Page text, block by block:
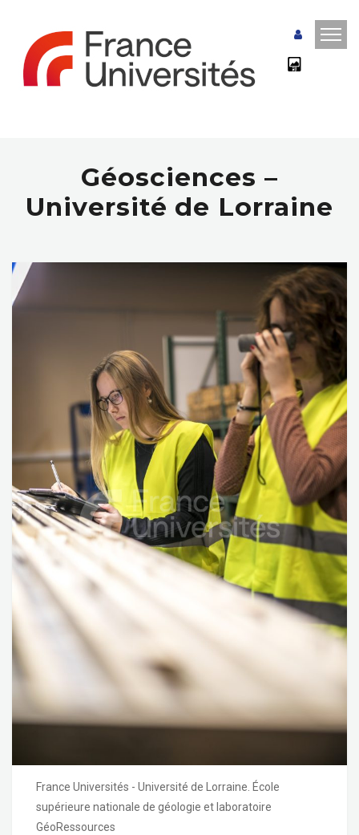
Géosciences –
Université de Lorraine
France Universités - Université de Lorraine. École
supérieure nationale de géologie et laboratoire
GéoRessources